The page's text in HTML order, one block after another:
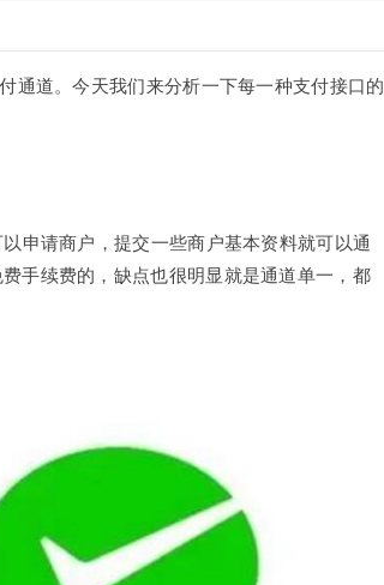
通道。今天我们来分析一下每一种支付接口的
申请商户，提交一些商户基本资料就可以通
手续费的，缺点也很明显就是通道单一，都